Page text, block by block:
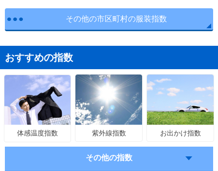
その他の市区町村の服装指数
おすすめの指数
体感温度指数 紫外線指数 お出かけ指数
その他の指数